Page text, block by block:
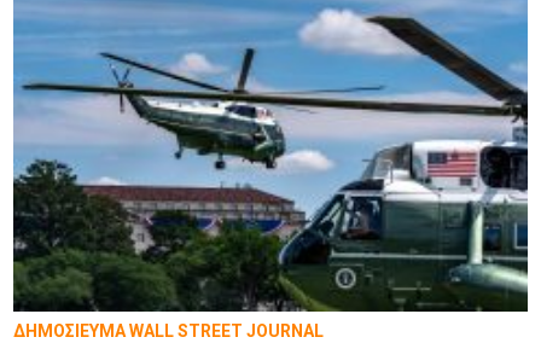
ΔΗΜΟΣΙΕΥΜΑ WALL STREET JOURNAL